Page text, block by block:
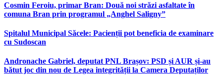
Cosmin Feroiu, primar Bran: Două noi străzi asfaltate în
comuna Bran prin programul „Anghel Saligny”
Spitalul Municipal Săcele: Pacienții pot beneficia de examinare
cu Sudoscan
Andronache Gabriel, deputat PNL Brașov: PSD și AUR și-au
bătut joc din nou de Legea integrității la Camera Deputaților